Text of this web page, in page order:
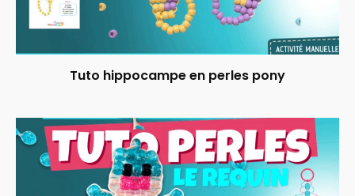
Tuto hippocampe en perles pony